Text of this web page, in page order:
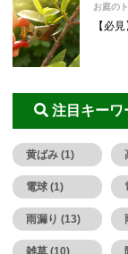
お庭の
【必
注目キーワ
黄ばみ (1)
電球 (1)
雨漏り (13)
雑草 (10)